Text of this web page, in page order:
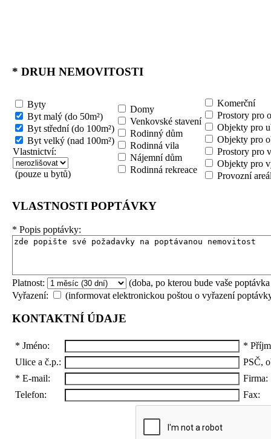
* DRUH NEMOVITOSTI
Byty
Byt malý (do 50m²)
Byt střední (do 100m²)
Byt velký (nad 100m²)
Vlastnictví:
(pouze u bytů)
Domy
Venkovské stavení
Rodinný dům
Rodinná vila
Nájemní dům
Rodinná rekreace
Komerční
Prostory pro
Objekty pro
Objekty pro
Prostory pro
Objekty pro
Provozní
VLASTNOSTI POPTÁVKY
* Popis poptávky:
Platnost:
(doba, po kterou bude vaše
Vyřazení:
(informovat elektronickou poštou o vyřazení
KONTAKTNÍ ÚDAJE
* Jméno: *
Ulice a č.p.:
PSČ,
* E-mail:
Firma:
Telefon:
Fax: